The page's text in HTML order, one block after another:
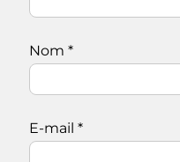
Nom *
E-mail *